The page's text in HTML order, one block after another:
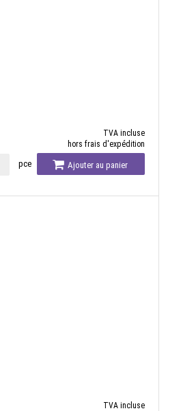
TVA incluse
hors frais d'expédition
pce Ajouter au panier
TVA incluse